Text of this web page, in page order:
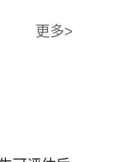
更多>